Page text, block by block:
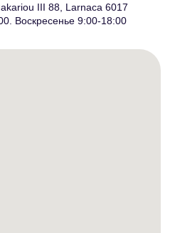
III 88, Larnaca 6017
Воскресенье 9:00-18:00